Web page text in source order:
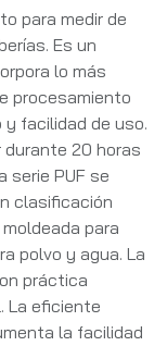
para medir de
Es un
lo más
procesamiento
facilidad de uso.
20 horas
serie PUF se
clasificación
para
polvo y agua. La
práctica
La eficiente
la facilidad